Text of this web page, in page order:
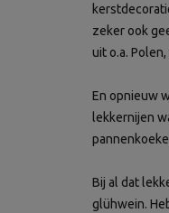
zeker ook
uit o.a.
En opnieuw
lekkernijen
Bij al dat
glühwein.